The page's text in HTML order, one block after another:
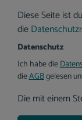
Diese Seite ist
die
Datenschutz
Ich habe die
dieAGBgelesen
Die mit einem